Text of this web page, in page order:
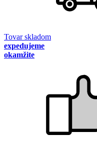
Tovar skladom
expedujeme
okamžite